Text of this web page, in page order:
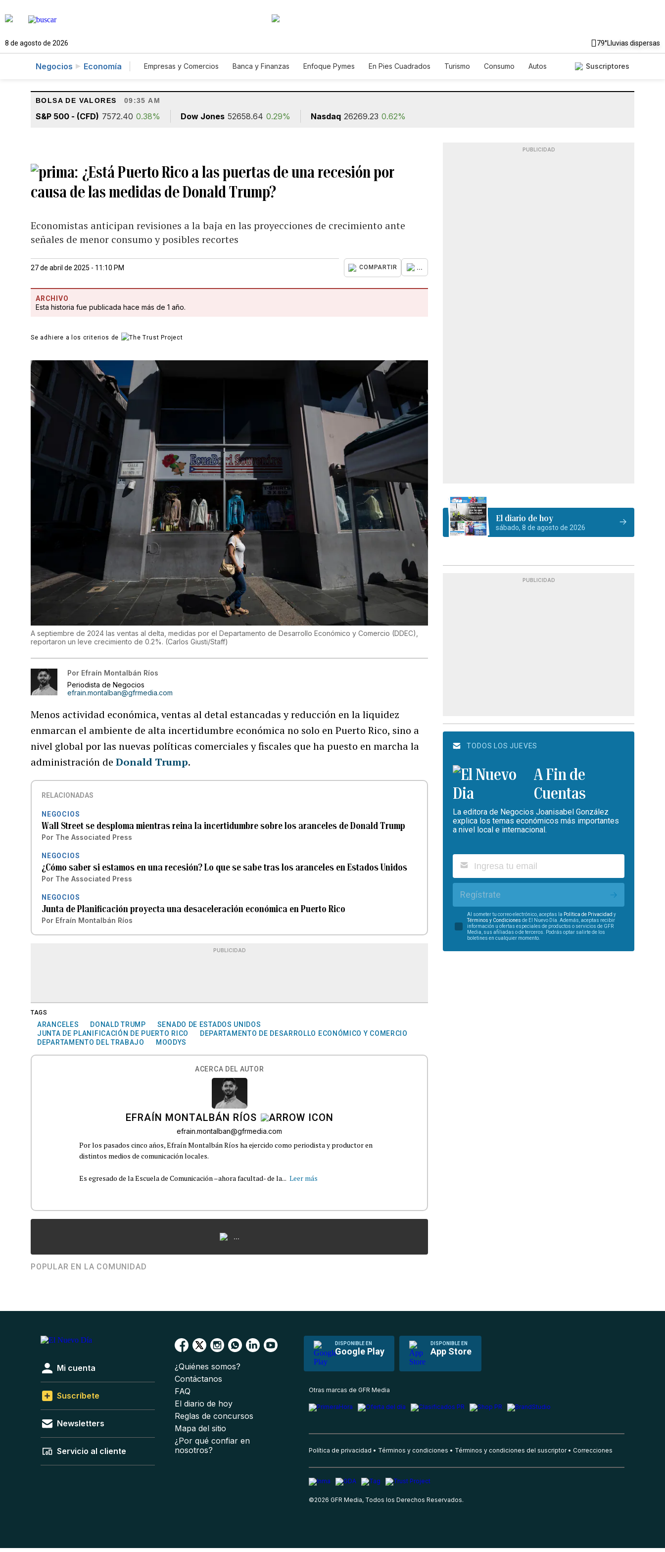
8 de agosto de 2026 79°Lluvias dispersas
Negocios Economía Empresas y Comercios Banca y Finanzas Enfoque Pymes En Pies Cuadrados Turismo Consumo
Autos
Suscriptores
BOLSA DE VALORES 09:35 AM
S&P 500 - (CFD) 7572.40 0.38% Dow Jones 52658.64 0.29% Nasdaq 26269.23 0.62%
¿Está Puerto Rico a las puertas de una recesión por
causa de las medidas de Donald Trump?
Economistas anticipan revisiones a la baja en las proyecciones de crecimiento ante
señales de menor consumo y posibles recortes
27 de abril de 2025 - 11:10 PM COMPARTIR ...
ARCHIVO
Esta historia fue publicada hace más de 1 año.
Se adhiere a los criterios de
A septiembre de 2024 las ventas al delta, medidas por el Departamento de Desarrollo Económico y Comercio (DDEC),
reportaron un leve crecimiento de 0.2%. (Carlos Giusti/Staff)
Por Efraín Montalbán Ríos
Periodista de Negocios
efrain.montalban@gfrmedia.com
Menos actividad económica, ventas al detal estancadas y reducción en la liquidez
enmarcan el ambiente de alta incertidumbre económica no solo en Puerto Rico, sino a
nivel global por las nuevas políticas comerciales y fiscales que ha puesto en marcha la
administración deDonald Trump.
RELACIONADAS
NEGOCIOS
Wall Street se desploma mientras reina la incertidumbre sobre los aranceles de Donald Trump
Por The Associated Press
NEGOCIOS
¿Cómo saber si estamos en una recesión? Lo que se sabe tras los aranceles en Estados Unidos
Por The Associated Press
NEGOCIOS
Junta de Planificación proyecta una desaceleración económica en Puerto Rico
Por Efraín Montalbán Ríos
PUBLICIDAD
TAGS
ARANCELES DONALD TRUMP
SENADO DE ESTADOS UNIDOS
JUNTA DE PLANIFICACIÓN DE PUERTO RICO
DEPARTAMENTO DE DESARROLLO ECONÓMICO Y COMERCIO
DEPARTAMENTO DEL TRABAJO
MOODYS
ACERCA DEL AUTOR
EFRAÍN MONTALBÁN RÍOS
efrain.montalban@gfrmedia.com
Por los pasados cinco años, Efraín Montalbán Ríos ha ejercido como periodista y productor en
distintos medios de comunicación locales.
Es egresado de la Escuela de Comunicación –ahora facultad- de la... Leer más
...
POPULAR EN LA COMUNIDAD
PUBLICIDAD
El diario de hoy
sábado, 8 de agosto de 2026
PUBLICIDAD
TODOS LOS JUEVES
A Fin de
Cuentas
La editora de Negocios Joanisabel González
explica los temas económicos más importantes
a nivel local e internacional.
Regístrate
Al someter tu correo electrónico, aceptas la Política de Privacidad y
Términos y Condiciones de El Nuevo Día. Además, aceptas recibir
información u ofertas especiales de productos o servicios de GFR
Media, sus afiliadas o de terceros. Podrás optar salirte de los
boletines en cualquier momento.
DISPONIBLE EN
Google Play
DISPONIBLE EN
App Store
Mi cuenta
Suscríbete
Newsletters
Servicio al cliente
¿Quiénes somos?
Contáctanos
FAQ
El diario de hoy
Reglas de concursos
Mapa del sitio
¿Por qué confiar en
nosotros?
Otras marcas de GFR Media
Política de privacidad Términos y condiciones Términos y condiciones del suscriptor Correcciones
©2026 GFR Media, Todos los Derechos Reservados.